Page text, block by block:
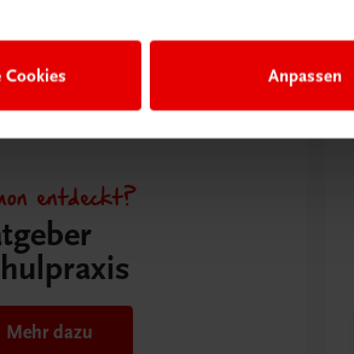
Anpassen
entdeckt?
Mehr dazu